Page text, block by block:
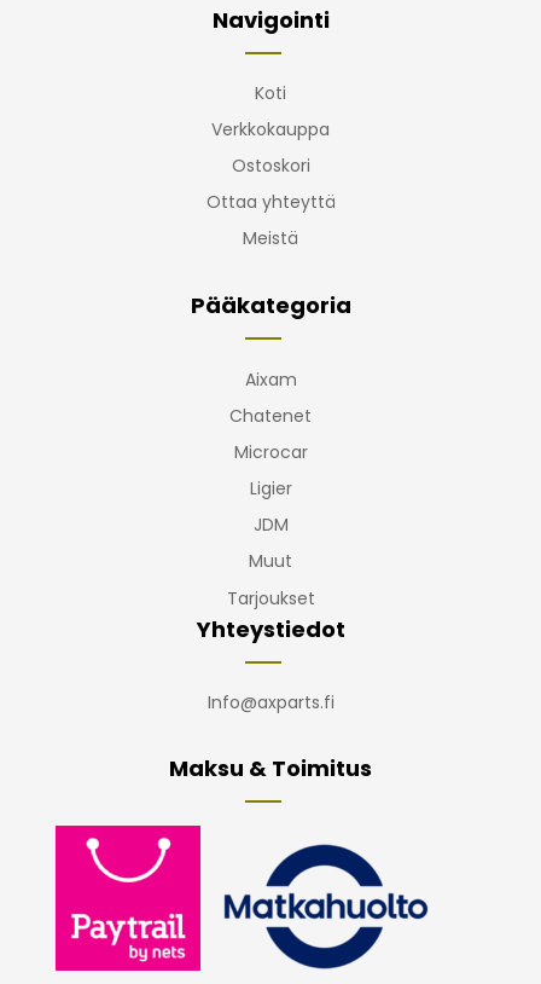
Navigointi
Koti
Verkkokauppa
Ostoskori
Ottaa yhteyttä
Meistä
Pääkategoria
Aixam
Chatenet
Microcar
Ligier
JDM
Muut
Tarjoukset
Yhteystiedot
Info@axparts.fi
Maksu & Toimitus